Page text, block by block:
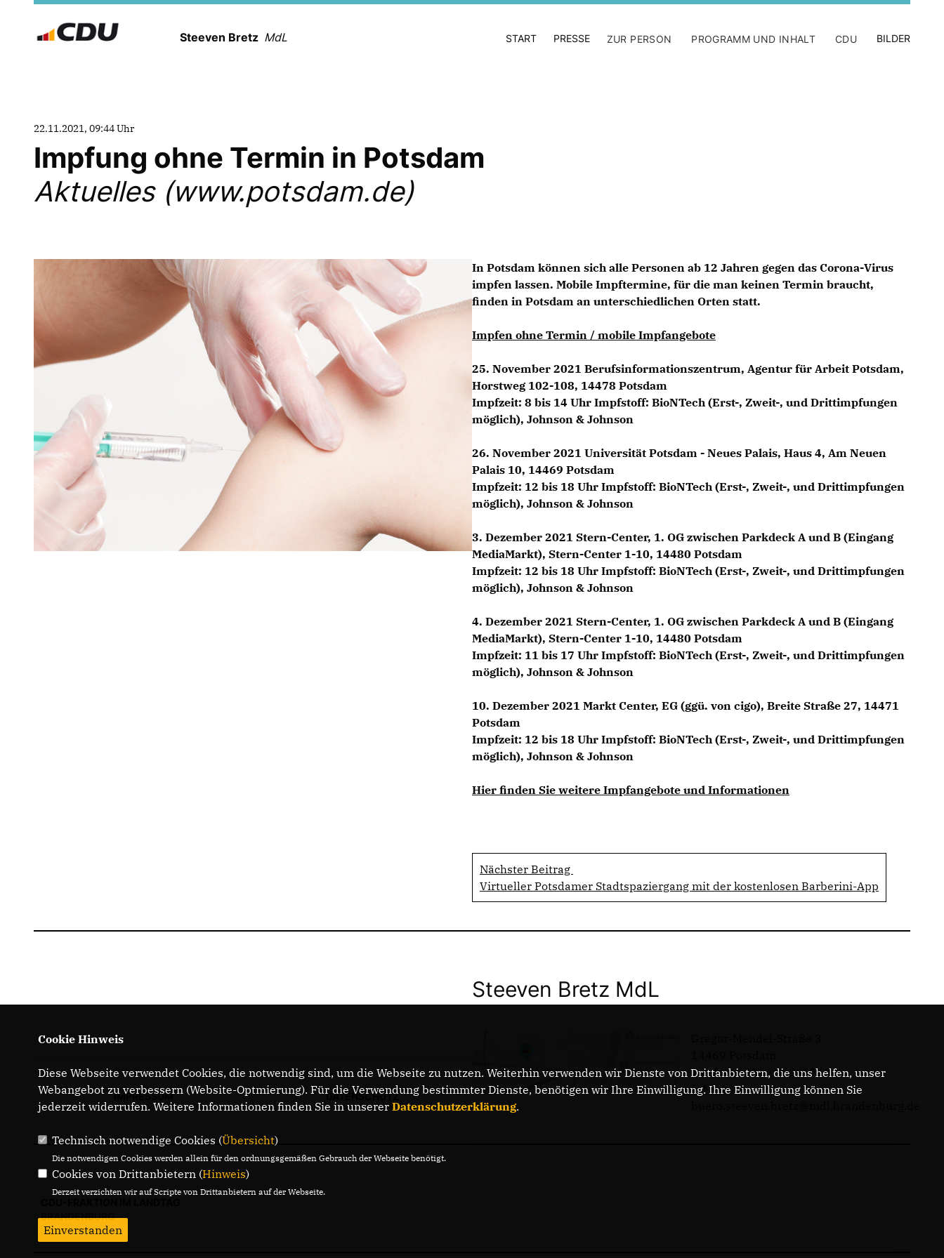
Steeven Bretz MdL START PRESSE ZUR PERSON PROGRAMM UND INHALT CDU BILDER
22.11.2021, 09:44 Uhr
Impfung ohne Termin in Potsdam
Aktuelles (www.potsdam.de)
In Potsdam können sich alle Personen ab 12 Jahren gegen das Corona-Virus
impfen lassen. Mobile Impftermine, für die man keinen Termin braucht,
finden in Potsdam an unterschiedlichen Orten statt.
Impfen ohne Termin / mobile Impfangebote
25. November 2021 Berufsinformationszentrum, Agentur für Arbeit Potsdam,
Horstweg 102-108, 14478 Potsdam
Impfzeit: 8 bis 14 Uhr Impfstoff: BioNTech (Erst-, Zweit-, und Drittimpfungen
möglich), Johnson & Johnson
26. November 2021 Universität Potsdam - Neues Palais, Haus 4, Am Neuen
Palais 10, 14469 Potsdam
Impfzeit: 12 bis 18 Uhr Impfstoff: BioNTech (Erst-, Zweit-, und Drittimpfungen
möglich), Johnson & Johnson
3. Dezember 2021 Stern-Center, 1. OG zwischen Parkdeck A und B (Eingang
MediaMarkt), Stern-Center 1-10, 14480 Potsdam
Impfzeit: 12 bis 18 Uhr Impfstoff: BioNTech (Erst-, Zweit-, und Drittimpfungen
möglich), Johnson & Johnson
4. Dezember 2021 Stern-Center, 1. OG zwischen Parkdeck A und B (Eingang
MediaMarkt), Stern-Center 1-10, 14480 Potsdam
Impfzeit: 11 bis 17 Uhr Impfstoff: BioNTech (Erst-, Zweit-, und Drittimpfungen
möglich), Johnson & Johnson
10. Dezember 2021 Markt Center, EG (ggü. von cigo), Breite Straße 27, 14471
Potsdam
Impfzeit: 12 bis 18 Uhr Impfstoff: BioNTech (Erst-, Zweit-, und Drittimpfungen
möglich), Johnson & Johnson
Hier finden Sie weitere Impfangebote und Informationen
Nächster Beitrag
Virtueller Potsdamer Stadtspaziergang mit der kostenlosen Barberini-App
IMPRESSUM DATENSCHUTZ
Steeven Bretz MdL
Telefon: 0331 - 20085713
E-Mail:
BRANDENBURG
Cookie Hinweis
Diese Webseite verwendet Cookies, die notwendig sind, um die Webseite zu nutzen. Weiterhin verwenden wir Dienste von Drittanbietern, die uns helfen, unser
Webangebot zu verbessern (Website-Optmierung). Für die Verwendung bestimmter Dienste, benötigen wir Ihre Einwilligung. Ihre Einwilligung können Sie
jederzeit widerrufen. Weitere Informationen finden Sie in unserer Datenschutzerklärung.
Technisch notwendige Cookies (Übersicht)
Die notwendigen Cookies werden allein für den ordnungsgemäßen Gebrauch der Webseite benötigt.
Cookies von Drittanbietern (Hinweis)
Derzeit verzichten wir auf Scripte von Drittanbietern auf der Webseite.
Einverstanden